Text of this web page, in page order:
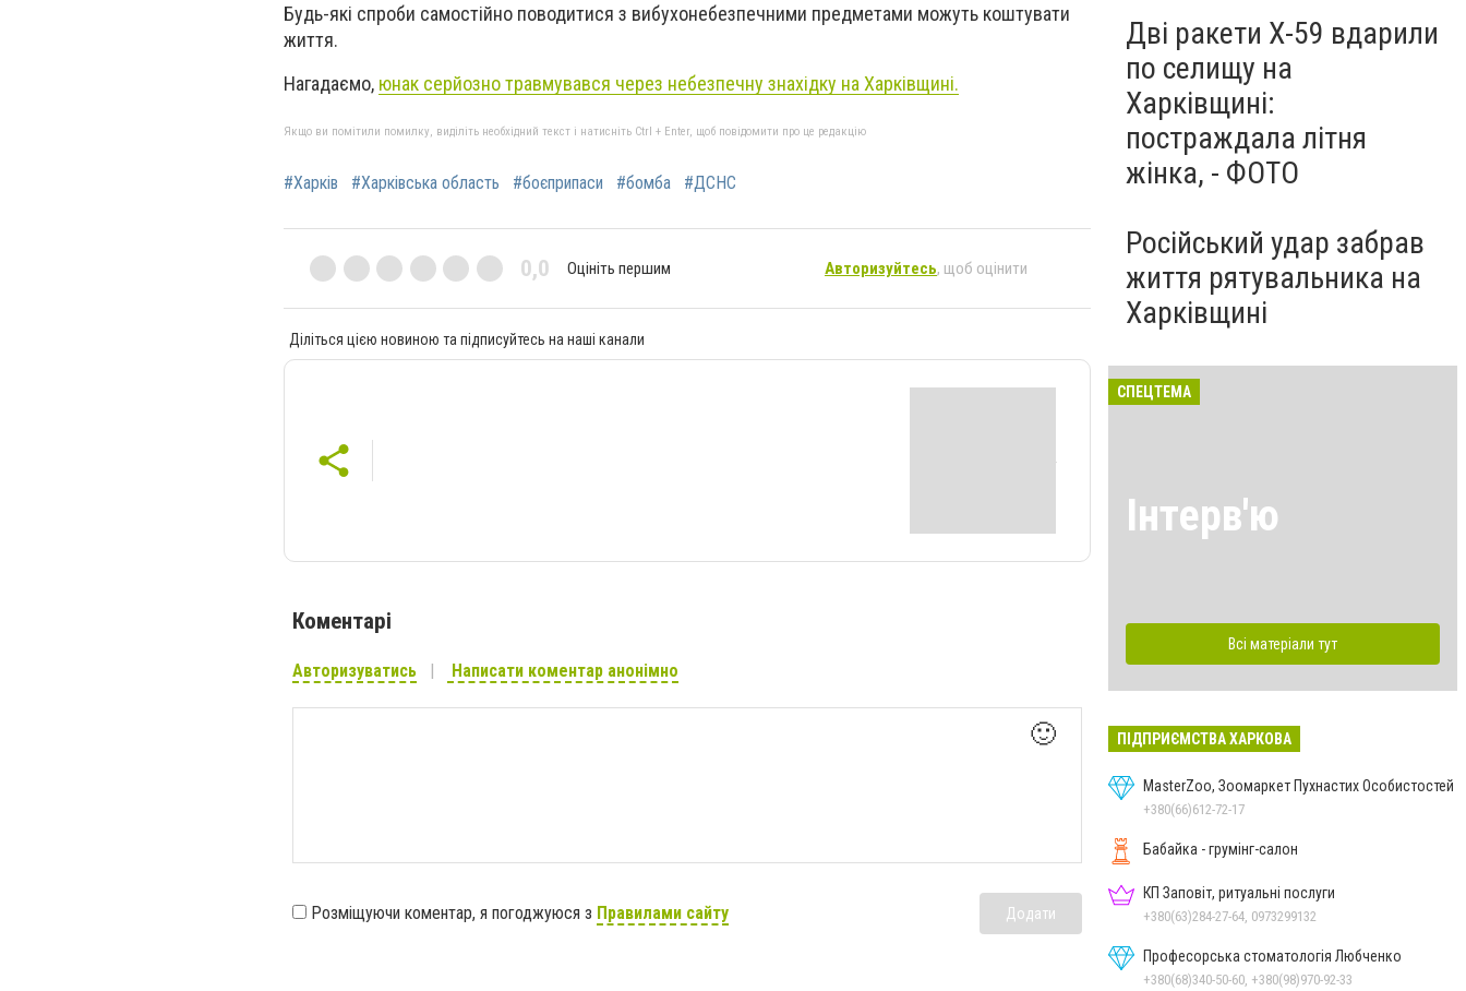
Будь-які спроби самостійно поводитися з вибухонебезпечними предметами можуть коштувати
життя.
Нагадаємо, юнак серйозно травмувався через небезпечну знахідку на Харківщині.
Якщо ви помітили помилку, виділіть необхідний текст і натисніть Ctrl + Enter, щоб повідомити про це редакцію
#Харків #Харківська область #боєприпаси #бомба #ДСНС
0,0 Оцініть першим Авторизуйтесь, щоб оцінити
Діліться цією новиною та підписуйтесь на наші канали
Коментарі
Авторизуватись Написати коментар анонімно
🙂
Розміщуючи коментар, я погоджуюся з Правилами сайту Додати
Дві ракети Х-59 вдарили
по селищу на
Харківщині:
постраждала літня
жінка, - ФОТО
Російський удар забрав
життя рятувальника на
Харківщині
СПЕЦТЕМА
Інтерв'ю
Всі матеріали тут
ПІДПРИЄМСТВА ХАРКОВА
MasterZoo, Зоомаркет Пухнастих Особистостей
+380(66)612-72-17
Бабайка - грумінг-салон
КП Заповіт, ритуальні послуги
+380(63)284-27-64, 0973299132
Професорська стоматологія Любченко
+380(68)340-50-60, +380(98)970-92-33